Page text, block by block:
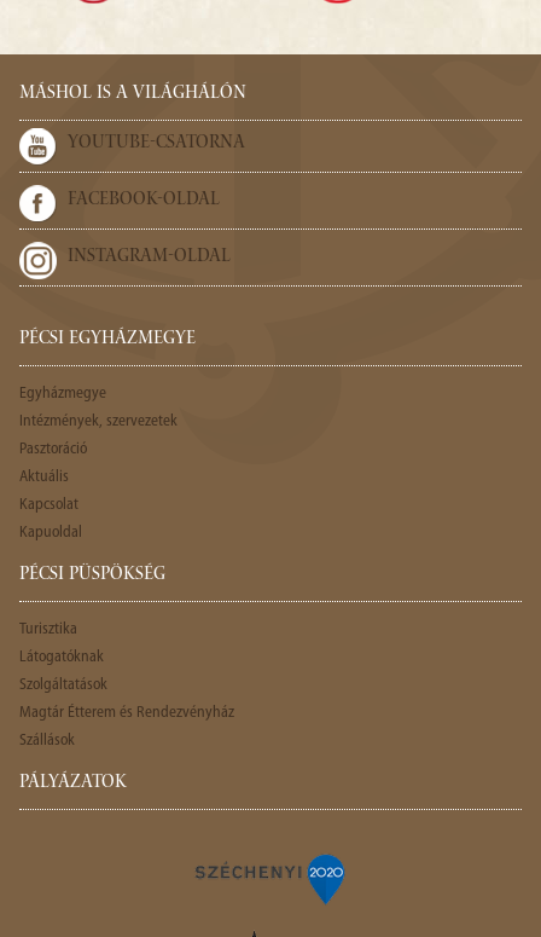
MÁSHOL IS A VILÁGHÁLÓN
YOUTUBE-CSATORNA
FACEBOOK-OLDAL
INSTAGRAM-OLDAL
PÉCSI EGYHÁZMEGYE
Egyházmegye
Intézmények, szervezetek
Pasztoráció
Aktuális
Kapcsolat
Kapuoldal
PÉCSI PÜSPÖKSÉG
Turisztika
Látogatóknak
Szolgáltatások
Magtár Étterem és Rendezvényház
Szállások
PÁLYÁZATOK